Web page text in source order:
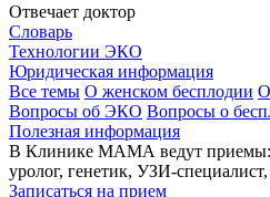
Отвечает доктор
Словарь
Технологии ЭКО
Юридическая информация
Все темы О женском бесплодии
Вопросы об ЭКО Вопросы о
Полезная информация
В Клинике МАМА ведут приемы:
уролог, генетик, УЗИ-
Записаться на прием